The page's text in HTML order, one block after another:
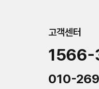
고객센터
010-